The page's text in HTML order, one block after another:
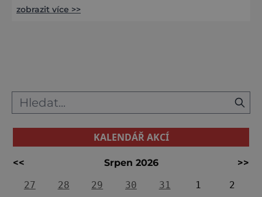
195 kilometrů. Popíšeme si 1. etapu CC
malebnými vesničkami Vyjíždím
zobrazit více >>
KALENDÁŘ AKCÍ
<< Srpen 2026
>>
27
28 29 30 31 1
2